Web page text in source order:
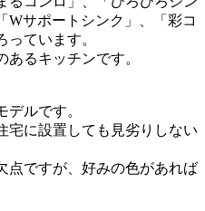
Wサポートシンク」、「彩コ
ています。
るキッチンです。
ルです。
宅に設置しても見劣りしない
点ですが、好みの色があれば